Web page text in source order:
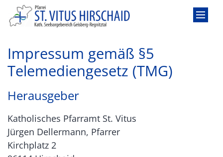
Zum Inhalt springen
Impressum gemäß §5
Telemediengesetz (TMG)
Herausgeber
Katholisches Pfarramt St. Vitus
Jürgen Dellermann, Pfarrer
Kirchplatz 2